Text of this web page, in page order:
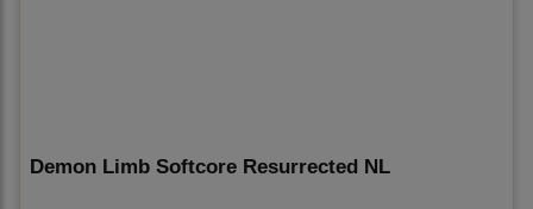
Demon Limb Softcore Resurrected NL